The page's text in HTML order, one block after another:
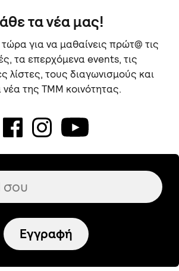
τα νέα μας!
για να μαθαίνεις πρώτ@ τις
τα επερχόμενα events, τις
λίστες, τους διαγωνισμούς και
της TMM κοινότητας.
Εγγραφή